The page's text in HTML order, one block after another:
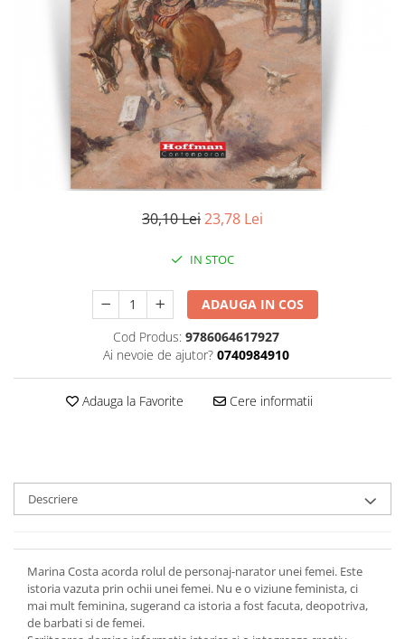
Contemporana
Universala
Universala
Non-fictiune
Publicistica / Reportaje / Interviuri
Sociologie si filozofie
30,10 Lei23,78 Lei
IN STOC
ADAUGA IN COS
Cod Produs: 9786064617927
Ai nevoie de ajutor? 0740984910
Adauga la Favorite Cere informatii
Descriere
Marina Costa acorda rolul de personaj-narator unei femei. Este
istoria vazuta prin ochii unei femei. Nu e o viziune feminista, ci
mai mult feminina, sugerand ca istoria a fost facuta, deopotriva,
de barbati si de femei.